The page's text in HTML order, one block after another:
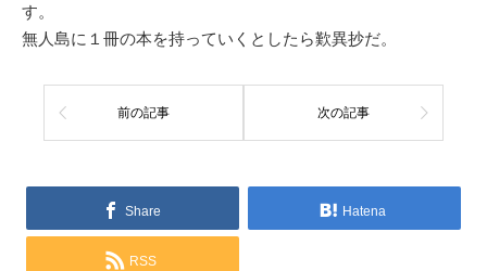
す。
無人島に１冊の本を持っていくとしたら歎異抄だ。
前の記事 次の記事
Share Hatena
RSS